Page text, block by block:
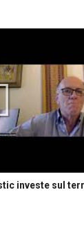
investe sul